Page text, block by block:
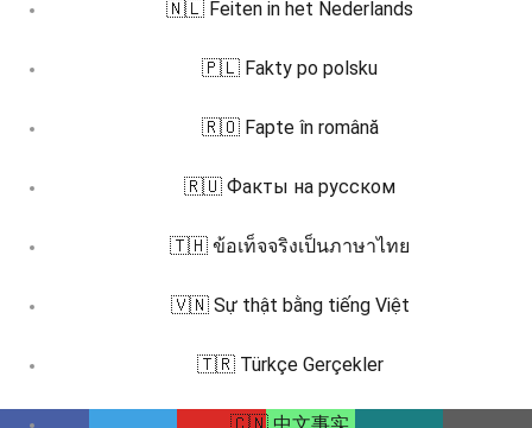
🇳🇱 Feiten in het Nederlands
🇵🇱 Fakty po polsku
🇷🇴 Fapte în română
🇷🇺 Факты на русском
🇹🇭 ข้อเท็จจริงเป็นภาษาไทย
🇻🇳 Sự thật bằng tiếng Việt
🇹🇷 Türkçe Gerçekler